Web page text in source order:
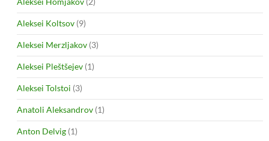
Aleksei Koltsov (9)
Aleksei Merzljakov (3)
Aleksei Pleštšejev (1)
Aleksei Tolstoi (3)
Anatoli Aleksandrov (1)
Anton Delvig (1)